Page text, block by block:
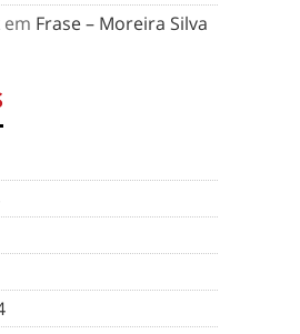
em Frase – Moreira Silva